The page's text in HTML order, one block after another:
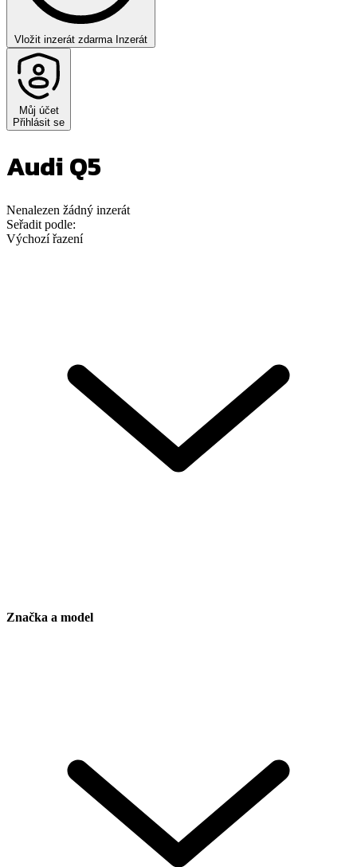
Vložit inzerát zdarma Inzerát
Můj účet
Přihlásit se
Audi Q5
Nenalezen žádný inzerát
Seřadit podle:
Výchozí řazení
Značka a model